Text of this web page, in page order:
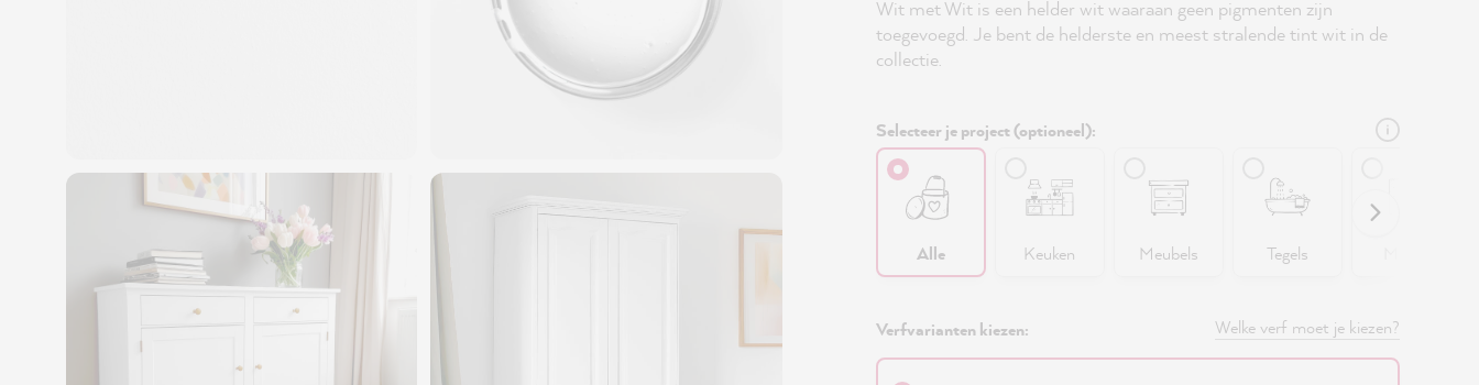
Wit met Wit is een helder wit waaraan geen pigmenten zijn
toegevoegd. Je bent de helderste en meest stralende tint wit in de
collectie.
Selecteer je project (optioneel):
Alle Keuken Meubels Tegels
Verfvarianten kiezen: Welke verf moet je kiezen?